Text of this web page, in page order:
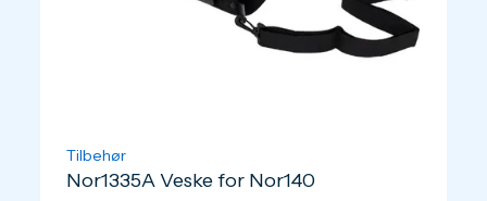
Tilbehør
Nor1335A Veske for Nor140